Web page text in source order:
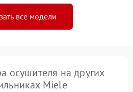
все модели
осушителя на других
Miele